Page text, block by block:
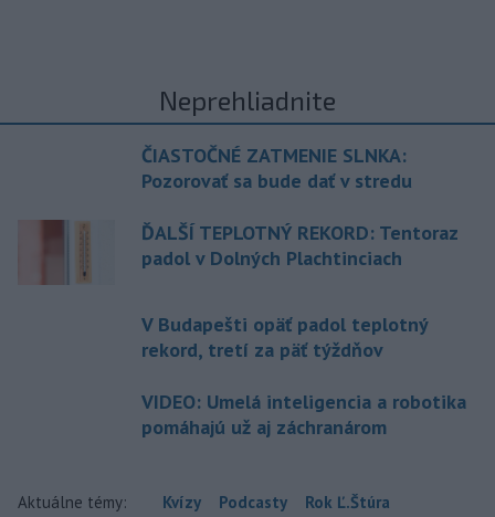
Neprehliadnite
ČIASTOČNÉ ZATMENIE SLNKA:
Pozorovať sa bude dať v stredu
ĎALŠÍ TEPLOTNÝ REKORD: Tentoraz
padol v Dolných Plachtinciach
V Budapešti opäť padol teplotný
rekord, tretí za päť týždňov
VIDEO: Umelá inteligencia a robotika
pomáhajú už aj záchranárom
Aktuálne témy: Kvízy Podcasty Rok Ľ.Štúra